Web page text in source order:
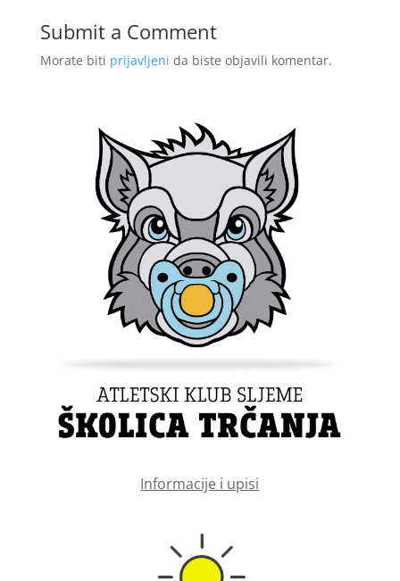
Submit a Comment
Morate biti prijavljeni da biste objavili komentar.
Informacije i upisi